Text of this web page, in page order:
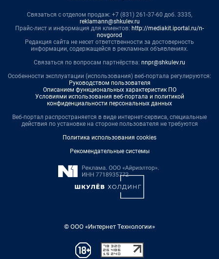
Связаться с отделом продаж: +7 (831) 261-37-60 доб. 3335,
reklamann@shkulev.ru
Прайс-лист и информация для клиентов: http://mediakit.iportal.ru/n-
novgorod
Редакция сайта не несет ответственности за достоверность
информации, содержащейся в рекламных объявлениях.
Связаться по вопросам партнёрства: nnpr@shkulev.ru
Особенности эксплуатации (использования) веб-портала регулируются:
Руководством пользователя
Описанием функциональных характеристик ПО
Условиями использования веб-портала и политикой
конфиденциальности персональных данных
Веб-портал распространяется в виде интернет-сервиса, специальные
действия по установке на стороне пользователя не требуются
Политика использования cookies
Рекомендательные системы
© ООО «Интернет Технологии»